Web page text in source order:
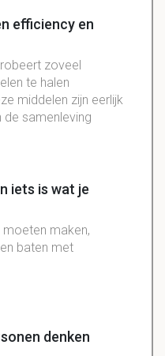
efficiency en
zoveel
te halen
middelen zijn eerlijk
samenleving
iets is wat je
maken,
baten met
denken